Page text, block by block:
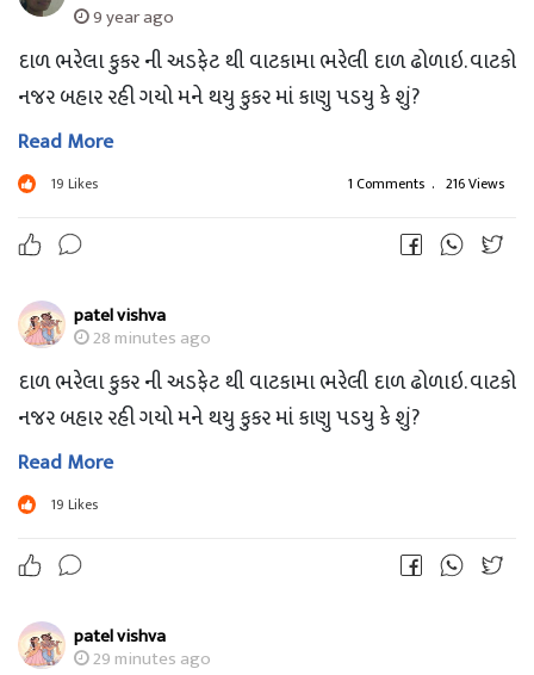
9 year ago
દાળ ભરેલા કુકર ની અડફેટ થી વાટકામા ભરેલી દાળ ઢોળાઇ. વાટકો
નજર બહાર રહી ગયો મને થયુ કુકર માં કાણુ પડયુ કે શું?
Read More
19 Likes 1 Comments . 216 Views
patel vishva
28 minutes ago
દાળ ભરેલા કુકર ની અડફેટ થી વાટકામા ભરેલી દાળ ઢોળાઇ. વાટકો
નજર બહાર રહી ગયો મને થયુ કુકર માં કાણુ પડયુ કે શું?
Read More
19 Likes
patel vishva
29 minutes ago